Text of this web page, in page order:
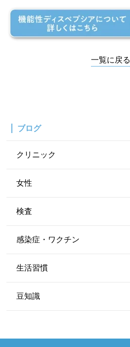
一覧に戻る
ブログ
クリニック
女性
検査
感染症・ワクチン
生活習慣
豆知識